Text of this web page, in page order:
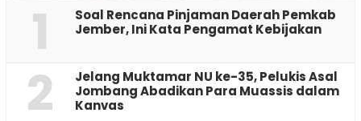
1
‎Soal Rencana Pinjaman Daerah Pemkab
Jember, Ini Kata Pengamat Kebijakan ‎
2
Jelang Muktamar NU ke-35, Pelukis Asal
Jombang Abadikan Para Muassis dalam
Kanvas